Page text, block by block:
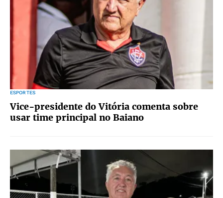
ESPORTES
Vice-presidente do Vitória comenta sobre
usar time principal no Baiano